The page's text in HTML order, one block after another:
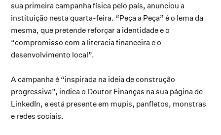
sua primeira campanha física pelo país, anunciou a
instituição nesta quarta-feira. “Peça a Peça” é o lema da
mesma, que pretende reforçar a identidade e o
“compromisso com a literacia financeira e o
desenvolvimento local”.
A campanha é “inspirada na ideia de construção
progressiva”, indica o Doutor Finanças na sua página de
LinkedIn, e está presente em mupis, panfletos, monstras
e redes sociais.